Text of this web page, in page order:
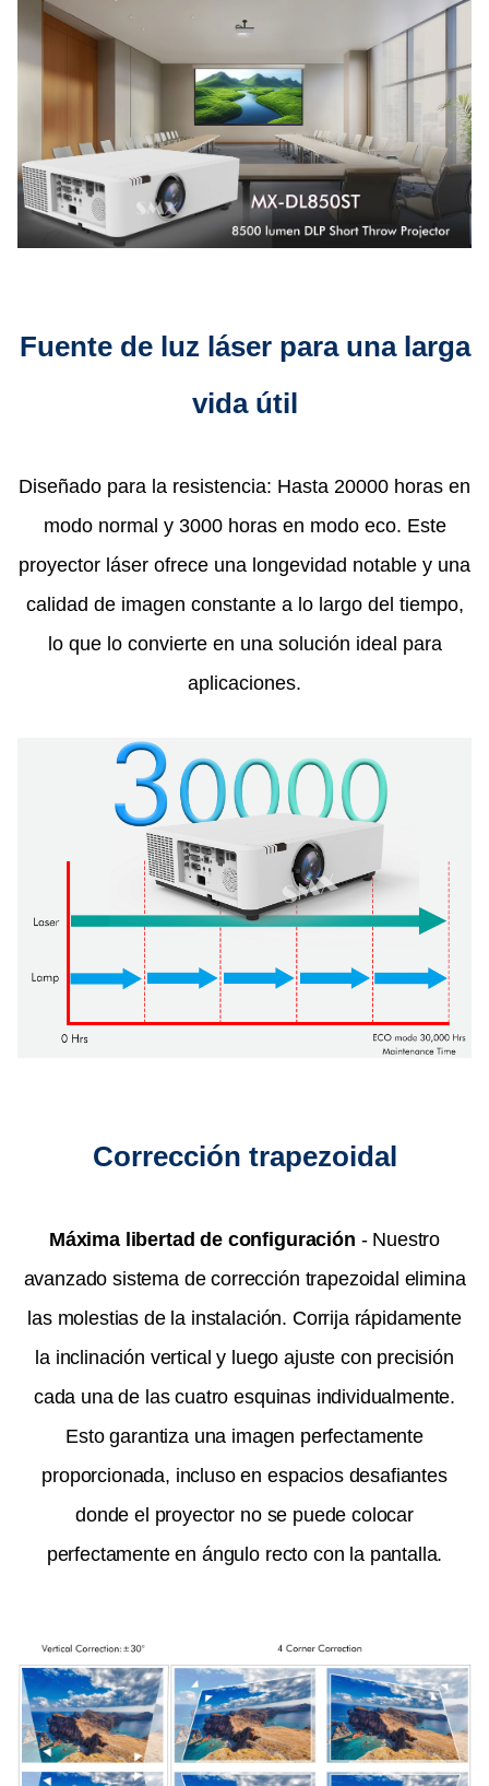
Fuente de luz láser para una larga
vida útil
Diseñado para la resistencia: Hasta 20000 horas en
modo normal y 3000 horas en modo eco. Este
proyector láser ofrece una longevidad notable y una
calidad de imagen constante a lo largo del tiempo,
lo que lo convierte en una solución ideal para
aplicaciones.
Corrección trapezoidal
Máxima libertad de configuración ​ - Nuestro
avanzado sistema de corrección trapezoidal elimina
las molestias de la instalación. Corrija rápidamente
la inclinación vertical y luego ajuste con precisión
cada una de las cuatro esquinas individualmente.
Esto garantiza una imagen perfectamente
proporcionada, incluso en espacios desafiantes
donde el proyector no se puede colocar
perfectamente en ángulo recto con la pantalla.